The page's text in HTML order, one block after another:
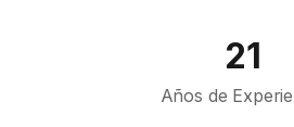
21
Años de